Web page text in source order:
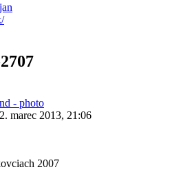
- photo
marec 2013, 21:06
2007